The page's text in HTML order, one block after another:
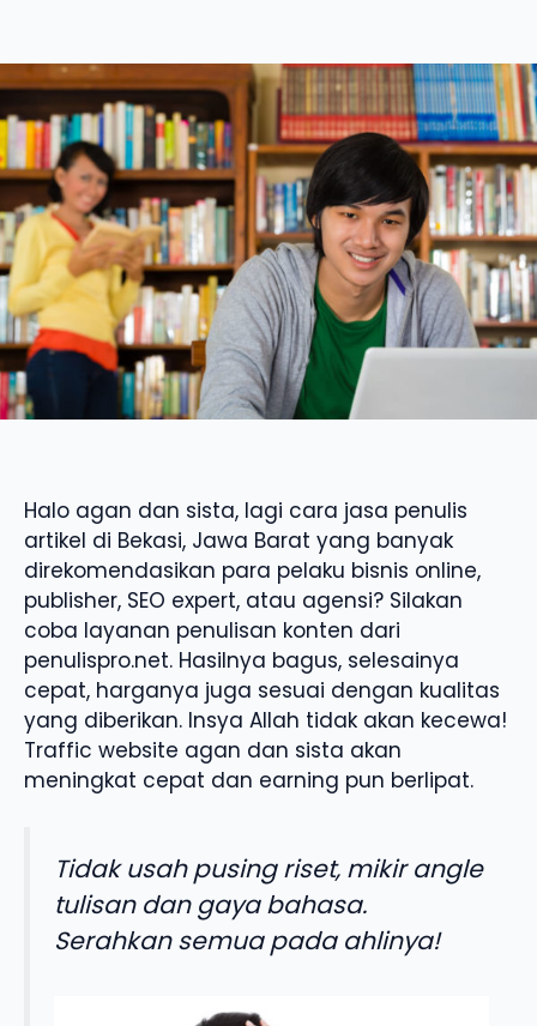
Halo agan dan sista, lagi cara jasa penulis
artikel di Bekasi, Jawa Barat yang banyak
direkomendasikan para pelaku bisnis online,
publisher, SEO expert, atau agensi? Silakan
coba layanan penulisan konten dari
penulispro.net. Hasilnya bagus, selesainya
cepat, harganya juga sesuai dengan kualitas
yang diberikan. Insya Allah tidak akan kecewa!
Traffic website agan dan sista akan
meningkat cepat dan earning pun berlipat.
Tidak usah pusing riset, mikir angle
tulisan dan gaya bahasa.
Serahkan semua pada ahlinya!